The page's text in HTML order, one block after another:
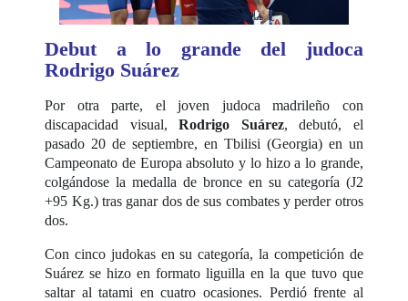
Debut a lo grande del judoca
Rodrigo Suárez
Por otra parte, el joven judoca madrileño con
discapacidad visual,Rodrigo Suárez, debutó, el
pasado 20 de septiembre, en Tbilisi (Georgia) en un
Campeonato de Europa absoluto y lo hizo a lo grande,
colgándose la medalla de bronce en su categoría (J2
+95 Kg.) tras ganar dos de sus combates y perder otros
dos.
Con cinco judokas en su categoría, la competición de
Suárez se hizo en formato liguilla en la que tuvo que
saltar al tatami en cuatro ocasiones. Perdió frente al